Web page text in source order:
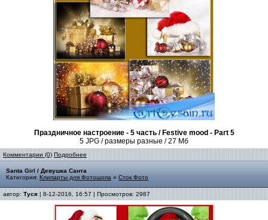
Праздничное настроение - 5 часть / Festive mood - Part 5
5 JPG / размеры разные / 27 Мб
Комментарии (0) Подробнее
Santa Girl / Девушка Санта
Категория: Клипарты для Фотошопа » Сток Фото
автор: Туся | 8-12-2016, 16:57 | Просмотров: 2987